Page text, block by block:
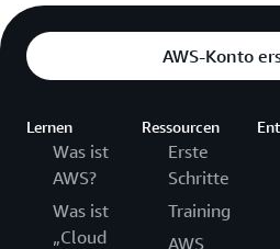
AWS-Konto
Lernen
Was ist
AWS?
Was ist
„Cloud
Ressourcen
Erste
Schritte
Training
AWS